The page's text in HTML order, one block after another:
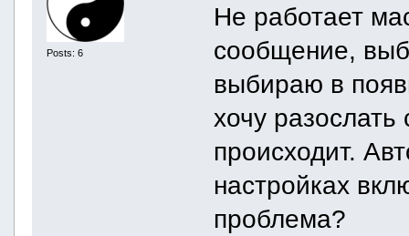
Posts: 6
Не работает
сообщение,
выбираю в
хочу
происходит.
настройках
проблема?